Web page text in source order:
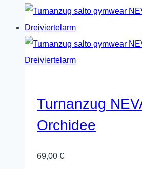
weist
Varianten
können
auf
Turnanzug
Orchidee
69,00 €